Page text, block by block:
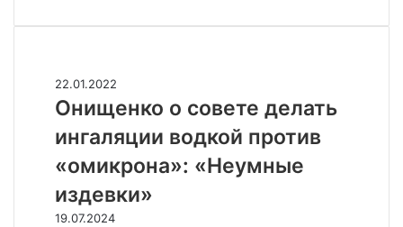
О
н
щ
е
к
о
22.01.2022
Онищенко о совете делать
ингаляции водкой против
«омикрона»: «Неумные
издевки»
К
19.07.2024